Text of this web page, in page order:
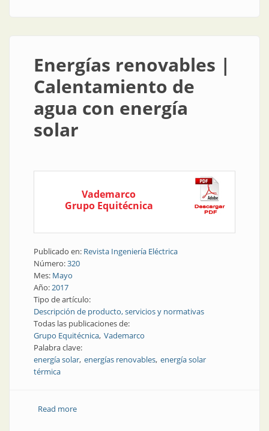
Energías renovables |
Calentamiento de
agua con energía
solar
Vademarco
Grupo Equitécnica
Publicado en: Revista Ingeniería Eléctrica
Número:320
Mes: Mayo
Año:2017
Tipo de artículo:
Descripción de producto, servicios y normativas
Todas las publicaciones de:
Grupo Equitécnica Vademarco
Palabra clave:
energía solar energías renovables energía solar
térmica
Read moreabout Energías renovables | Calentamiento de agua